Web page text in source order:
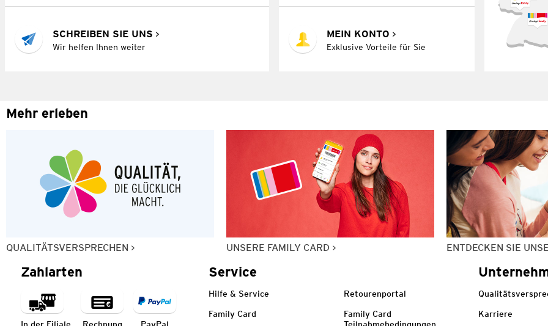
SCHREIBEN SIE UNS
Wir helfen Ihnen weiter
MEIN KONTO
Exklusive Vorteile für Sie
Mehr erleben
QUALITÄTSVERSPRECHEN UNSERE FAMILY CARD ENTDECKEN SIE
Zahlarten Service
Hilfe & Service Retourenportal
Family Card
Family Card
Karriere